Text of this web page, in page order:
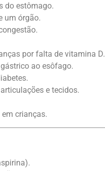
do estômago.
um órgão.
por falta de vitamina D.
ao esôfago.
e tecidos.
crianças.